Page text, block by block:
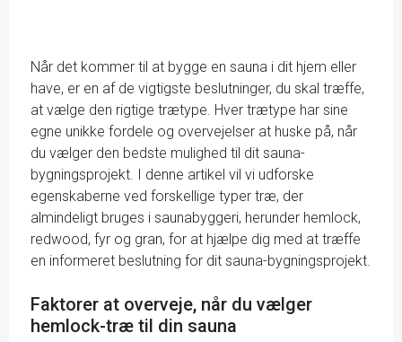
Når det kommer til at bygge en sauna i dit hjem eller
have, er en af de vigtigste beslutninger, du skal træffe,
at vælge den rigtige trætype. Hver trætype har sine
egne unikke fordele og overvejelser at huske på, når
du vælger den bedste mulighed til dit sauna-
bygningsprojekt. I denne artikel vil vi udforske
egenskaberne ved forskellige typer træ, der
almindeligt bruges i saunabyggeri, herunder hemlock,
redwood, fyr og gran, for at hjælpe dig med at træffe
en informeret beslutning for dit sauna-bygningsprojekt.
Faktorer at overveje, når du vælger
hemlock-træ til din sauna